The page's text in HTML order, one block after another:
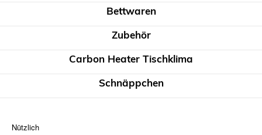
Bettwaren
Zubehör
Carbon Heater Tischklima
Schnäppchen
Nützlich